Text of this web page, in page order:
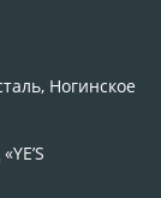
Ногинское